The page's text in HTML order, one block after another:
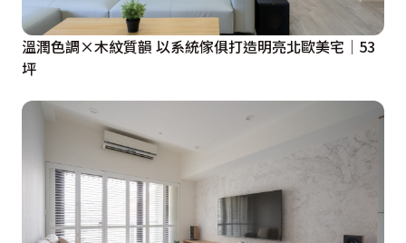
溫潤色調×木紋質韻 以系統傢俱打造明亮北歐美宅│53
坪